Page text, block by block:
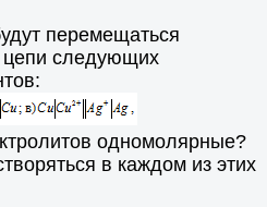
перемещаться
цепи следующих
одномолярные?
в каждом из этих